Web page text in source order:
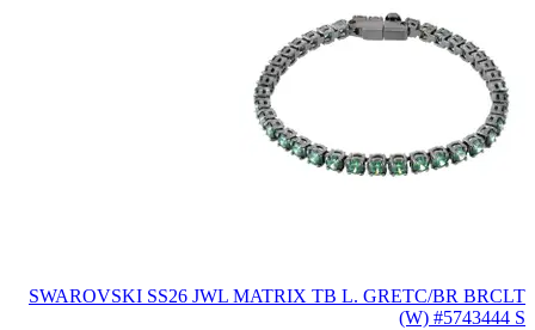
SWAROVSKI SS26 JWL MATRIX TB L. GRETC/BR BRCLT
(W) #5743444 S